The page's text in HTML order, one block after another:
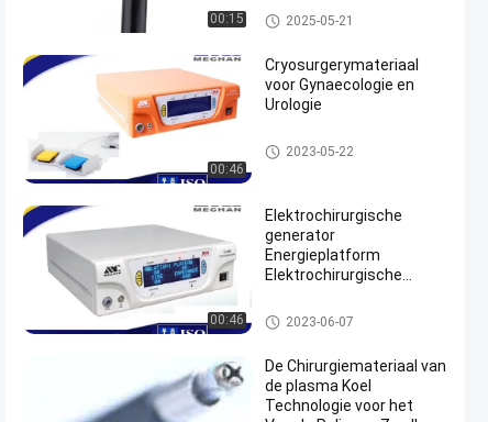
00:15 ENT Sonde
2025-05-21
00:46
Cryosurgerymateriaal
voor Gynaecologie en
Urologie
plasma chirurgisch apparaat
2023-05-22
00:46
Elektrochirurgische
generator
Energieplatform
Elektrochirurgische
plasma chirurgisch apparaat
2023-06-07
De Chirurgiemateriaal van
de plasma Koel
Technologie voor het